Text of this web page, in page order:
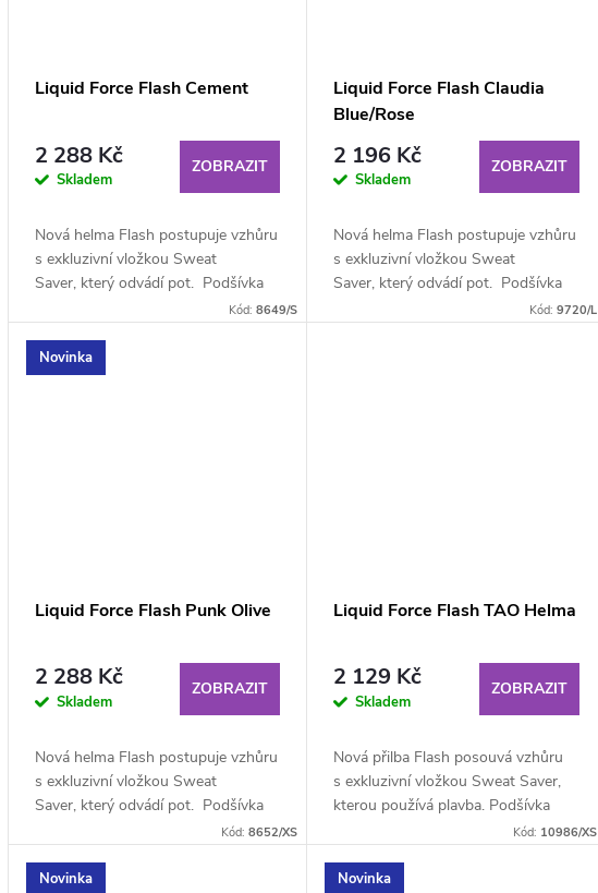
Liquid Force Flash Cement
2 288 Kč
Skladem
ZOBRAZIT
Nová helma Flash postupuje vzhůru
s exkluzivní vložkou Sweat
Saver, který odvádí pot. Podšívka
Kód:8649/S
Liquid Force Flash Claudia
Blue/Rose
2 196 Kč
Skladem
ZOBRAZIT
Nová helma Flash postupuje vzhůru
s exkluzivní vložkou Sweat
Saver, který odvádí pot. Podšívka
Kód: 9720/L
Novinka
Liquid Force Flash Punk Olive
2 288 Kč
Skladem
ZOBRAZIT
Nová helma Flash postupuje vzhůru
s exkluzivní vložkou Sweat
Saver, který odvádí pot. Podšívka
Kód:8652/XS
Liquid Force Flash TAO Helma
2 129 Kč
Skladem
ZOBRAZIT
Nová přilba Flash posouvá vzhůru
s exkluzivní vložkou Sweat Saver,
kterou používá plavba. Podšívka
Kód: 10986/XS
Novinka Novinka